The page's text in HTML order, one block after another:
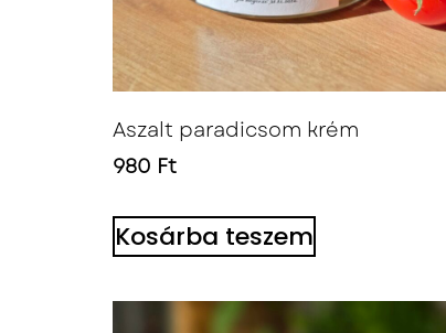
Aszalt paradicsom krém
980 Ft
Kosárba teszem